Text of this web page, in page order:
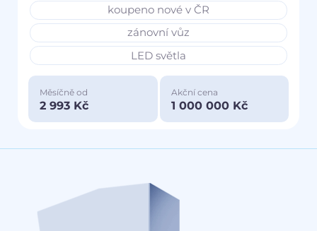
koupeno nové v ČR
zánovní vůz
LED světla
Měsíčně od
2 993 Kč
Akční cena
1 000 000 Kč